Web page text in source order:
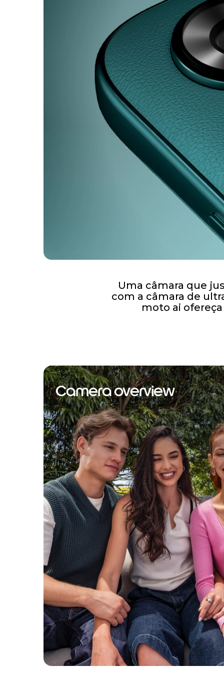
Uma câmara que
com a câmara de
moto ai
Camera overview